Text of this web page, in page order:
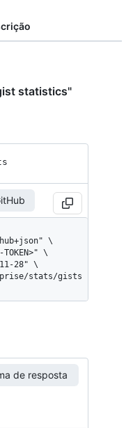
statistics"
stats/gists
de resposta